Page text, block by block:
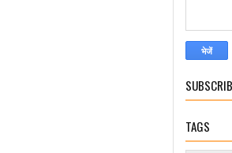
TAGS